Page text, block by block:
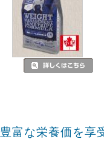
豊富な栄養価を享